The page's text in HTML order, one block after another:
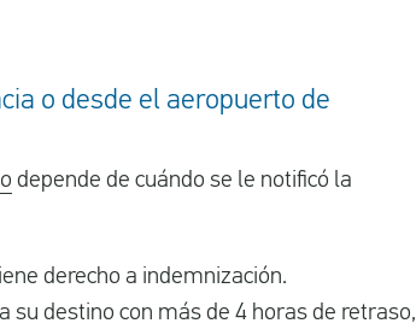
o desde el aeropuerto de
depende de cuándo se le notificó la
derecho a indemnización.
su destino con más de 4 horas de retraso,